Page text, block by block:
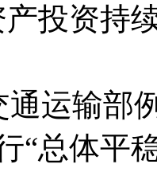
产投资持
通运输部
“总体平